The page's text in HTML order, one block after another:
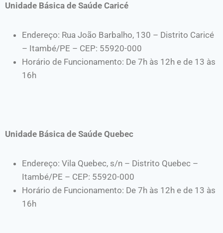
Unidade Básica de Saúde Caricé
Endereço: Rua João Barbalho, 130 – Distrito Caricé
– Itambé/PE – CEP: 55920-000
Horário de Funcionamento: De 7h às 12h e de 13 às
16h
Unidade Básica de Saúde Quebec
Endereço: Vila Quebec, s/n – Distrito Quebec –
Itambé/PE – CEP: 55920-000
Horário de Funcionamento: De 7h às 12h e de 13 às
16h